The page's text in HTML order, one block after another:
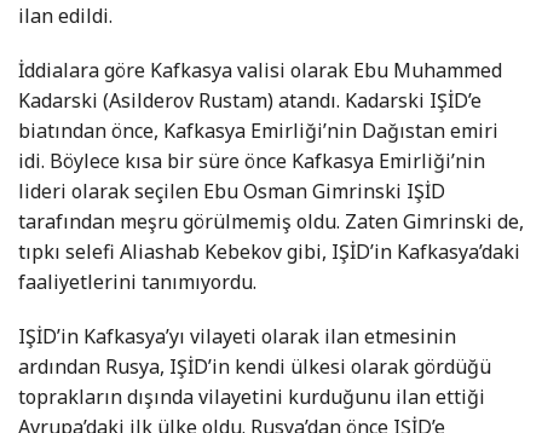
ilan edildi.
İddialara göre Kafkasya valisi olarak Ebu Muhammed
Kadarski (Asilderov Rustam) atandı. Kadarski IŞİD’e
biatından önce, Kafkasya Emirliği’nin Dağıstan emiri
idi. Böylece kısa bir süre önce Kafkasya Emirliği’nin
lideri olarak seçilen Ebu Osman Gimrinski IŞİD
tarafından meşru görülmemiş oldu. Zaten Gimrinski de,
tıpkı selefi Aliashab Kebekov gibi, IŞİD’in Kafkasya’daki
faaliyetlerini tanımıyordu.
IŞİD’in Kafkasya’yı vilayeti olarak ilan etmesinin
ardından Rusya, IŞİD’in kendi ülkesi olarak gördüğü
toprakların dışında vilayetini kurduğunu ilan ettiği
Avrupa’daki ilk ülke oldu. Rusya’dan önce IŞİD’e